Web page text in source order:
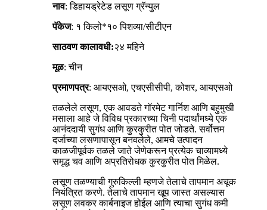
नाव: डिहायड्रेटेड लसूण ग्रॅन्युल
पॅकेज: १ किलो*१० पिशव्या/सीटीएन
साठवण कालावधी:२४ महिने
मूळ: चीन
प्रमाणपत्र: आयएसओ, एचएसीसीपी, कोशर, आयएसओ
तळलेले लसूण, एक आवडते गॉरमेट गार्निश आणि बहुमुखी
मसाला आहे जे विविध प्रकारच्या चिनी पदार्थांमध्ये एक
आनंददायी सुगंध आणि कुरकुरीत पोत जोडते. सर्वोत्तम
दर्जाच्या लसणापासून बनवलेले, आमचे उत्पादन
काळजीपूर्वक तळले जाते जेणेकरून प्रत्येक चाव्यामध्ये
समृद्ध चव आणि अप्रतिरोधक कुरकुरीत पोत मिळेल.
लसूण तळण्याची गुरुकिल्ली म्हणजे तेलाचे तापमान अचूक
नियंत्रित करणे. तेलाचे तापमान खूप जास्त असल्यास
लसूण लवकर कार्बनाइज होईल आणि त्याचा सुगंध कमी